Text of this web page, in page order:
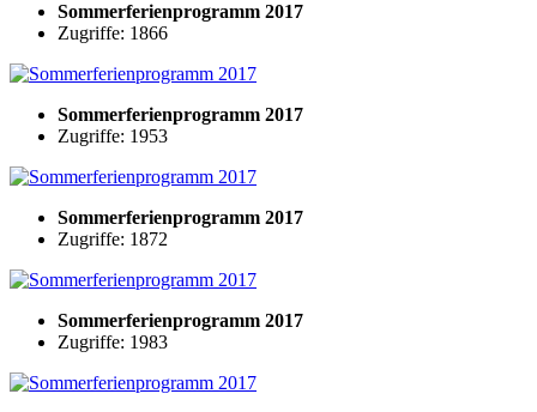
Sommerferienprogramm 2017
Zugriffe: 1866
Sommerferienprogramm 2017
Zugriffe: 1953
Sommerferienprogramm 2017
Zugriffe: 1872
Sommerferienprogramm 2017
Zugriffe: 1983